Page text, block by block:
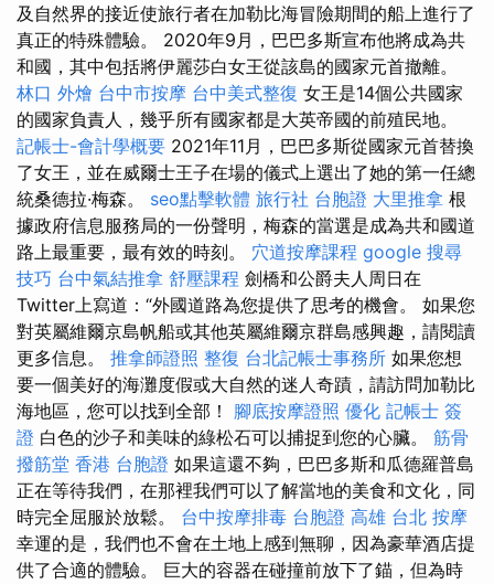
及自然界的接近使旅行者在加勒比海冒險期間的船上進行了
真正的特殊體驗。 2020年9月，巴巴多斯宣布他將成為共
和國，其中包括將伊麗莎白女王從該島的國家元首撤離。
林口 外燴 台中市按摩 台中美式整復 女王是14個公共國家
的國家負責人，幾乎所有國家都是大英帝國的前殖民地。
記帳士-會計學概要 2021年11月，巴巴多斯從國家元首替換
了女王，並在威爾士王子在場的儀式上選出了她的第一任總
統桑德拉·梅森。 seo點擊軟體 旅行社 台胞證 大里推拿 根
據政府信息服務局的一份聲明，梅森的當選是成為共和國道
路上最重要，最有效的時刻。 穴道按摩課程 google 搜尋
技巧 台中氣結推拿 舒壓課程 劍橋和公爵夫人周日在
Twitter上寫道：“外國道路為您提供了思考的機會。 如果您
對英屬維爾京島帆船或其他英屬維爾京群島感興趣，請閱讀
更多信息。 推拿師證照 整復 台北記帳士事務所 如果您想
要一個美好的海灘度假或大自然的迷人奇蹟，請訪問加勒比
海地區，您可以找到全部！ 腳底按摩證照 優化 記帳士 簽
證 白色的沙子和美味的綠松石可以捕捉到您的心臟。 筋骨
撥筋堂 香港 台胞證 如果這還不夠，巴巴多斯和瓜德羅普島
正在等待我們，在那裡我們可以了解當地的美食和文化，同
時完全屈服於放鬆。 台中按摩排毒 台胞證 高雄 台北 按摩
幸運的是，我們也不會在土地上感到無聊，因為豪華酒店提
供了合適的體驗。 巨大的容器在碰撞前放下了錨，但為時